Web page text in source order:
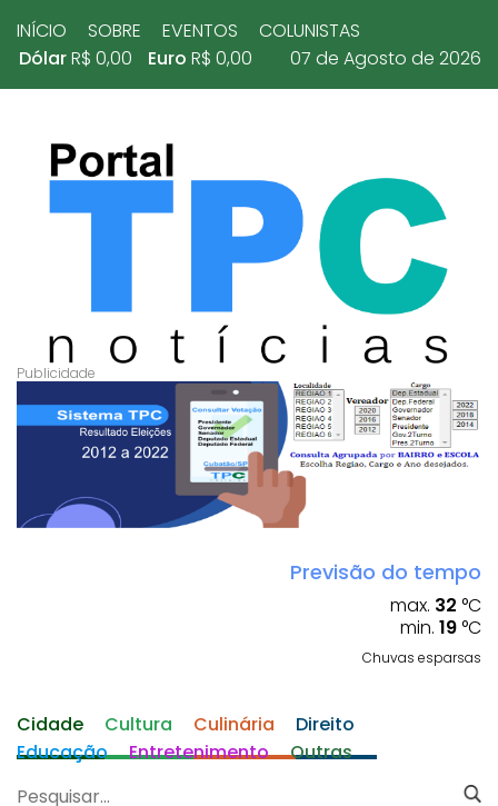
INÍCIO SOBRE EVENTOS
COLUNISTAS
DólarR$ 0,00 Euro R$ 0,00 07 de Agosto de 2026
Previsão do tempo
max. 32 °C
min. 19 °C
Chuvas esparsas
Cidade Cultura Culinária
Direito
Educação
Entretenimento Outras